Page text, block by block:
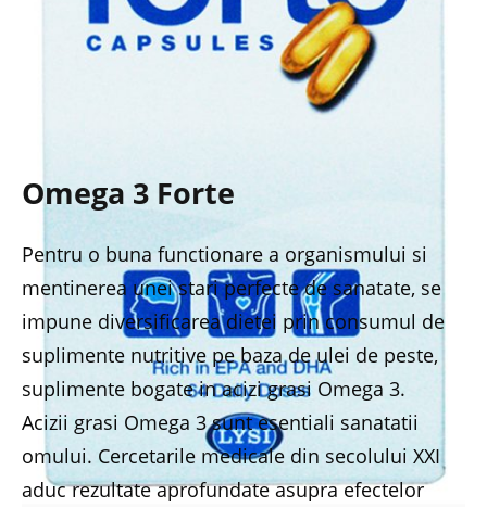
Omega 3 Forte
Pentru o buna functionare a organismului si
mentinerea unei stari perfecte de sanatate, se
impune diversificarea dietei prin consumul de
suplimente nutritive pe baza de ulei de peste,
suplimente bogate in acizi grasi Omega 3.
Acizii grasi Omega 3 sunt esentiali sanatatii
omului. Cercetarile medicale din secolului XXI
aduc rezultate aprofundate asupra efectelor